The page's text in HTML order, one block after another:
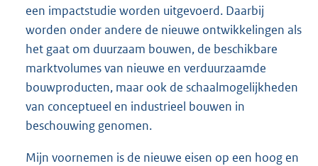
een impactstudie worden uitgevoerd. Daarbij
worden onder andere de nieuwe ontwikkelingen als
het gaat om duurzaam bouwen, de beschikbare
marktvolumes van nieuwe en verduurzaamde
bouwproducten, maar ook de schaalmogelijkheden
van conceptueel en industrieel bouwen in
beschouwing genomen.
Mijn voornemen is de nieuwe eisen op een hoog en